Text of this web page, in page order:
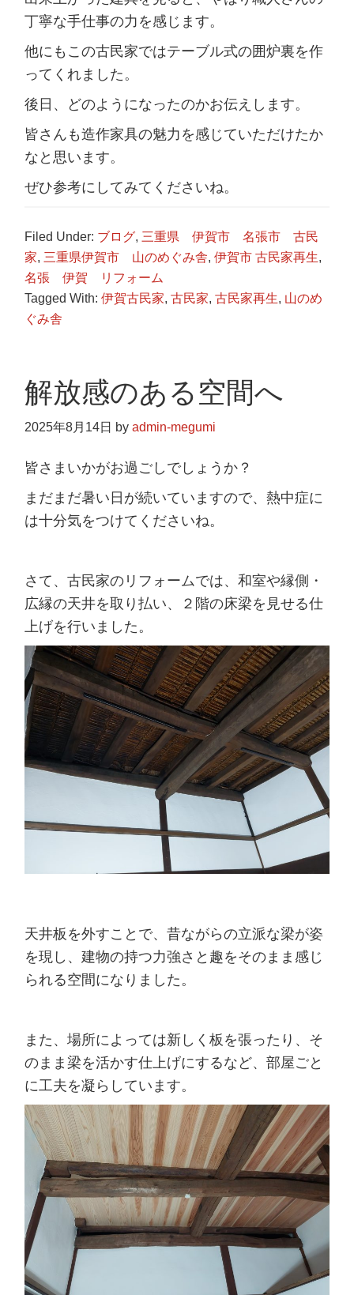
丁寧な手仕事の力を感じます。
他にもこの古民家ではテーブル式の囲炉裏を作
ってくれました。
後日、どのようになったのかお伝えします。
皆さんも造作家具の魅力を感じていただけたか
なと思います。
ぜひ参考にしてみてくださいね。
Filed Under: ブログ, 三重県 伊賀市 名張市 古民
家, 三重県伊賀市 山のめぐみ舎,伊賀市 古民家再生,
名張 伊賀 リフォーム
Tagged With:伊賀古民家,古民家,古民家再生, 山のめ
ぐみ舎
解放感のある空間へ
2025年8月14日 byadmin-megumi
皆さまいかがお過ごしでしょうか？
まだまだ暑い日が続いていますので、熱中症に
は十分気をつけてくださいね。
さて、古民家のリフォームでは、和室や縁側・
広縁の天井を取り払い、２階の床梁を見せる仕
上げを行いました。
天井板を外すことで、昔ながらの立派な梁が姿
を現し、建物の持つ力強さと趣をそのまま感じ
られる空間になりました。
また、場所によっては新しく板を張ったり、そ
のまま梁を活かす仕上げにするなど、部屋ごと
に工夫を凝らしています。